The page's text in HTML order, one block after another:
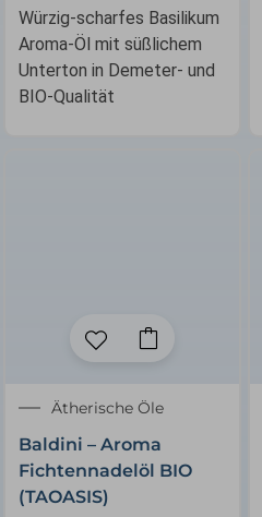
Würzig-scharfes Basilikum
Aroma-Öl mit süßlichem
Unterton in Demeter- und
BIO-Qualität
Ätherische Öle
Baldini – Aroma
Fichtennadelöl BIO
(TAOASIS)